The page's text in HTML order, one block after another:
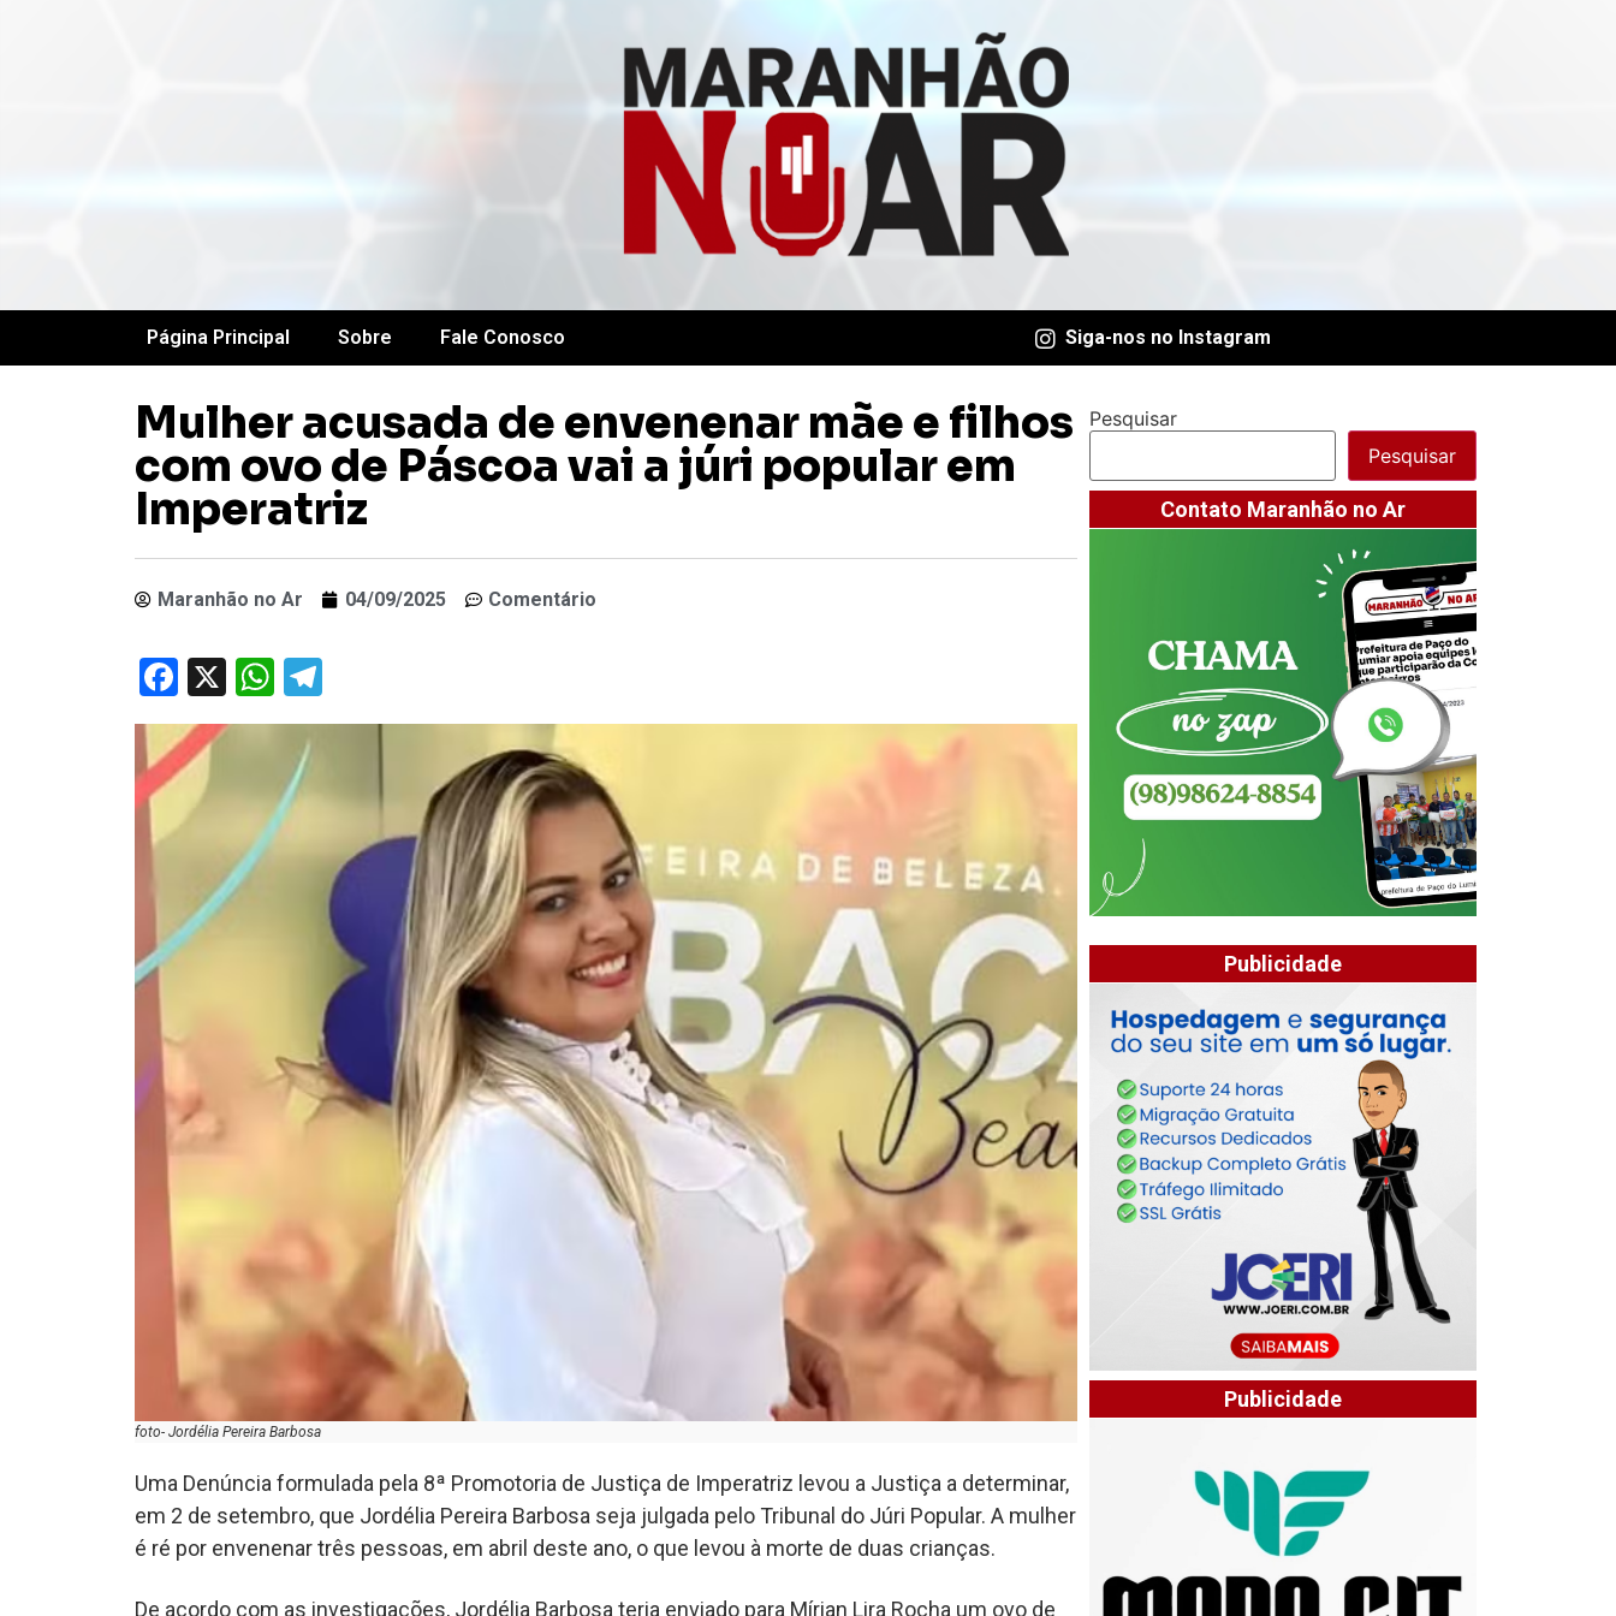
Página Principal Sobre Fale Conosco Siga-nos no Instagram
Mulher acusada de envenenar mãe e filhos
com ovo de Páscoa vai a júri popular em
Imperatriz
Maranhão no Ar 04/09/2025 Comentário
Facebook
X WhatsApp
foto- Jordélia Pereira Barbosa
Uma Denúncia formulada pela 8ª Promotoria de Justiça de Imperatriz levou a Justiça a determinar,
em 2 de setembro, que Jordélia Pereira Barbosa seja julgada pelo Tribunal do Júri Popular. A mulher
é ré por envenenar três pessoas, em abril deste ano, o que levou à morte de duas crianças.
De acordo com as investigações, Jordélia Barbosa teria enviado para Mírian Lira Rocha um ovo de
Pesquisar
Pesquisar
Contato Maranhão no Ar
Publicidade
Publicidade